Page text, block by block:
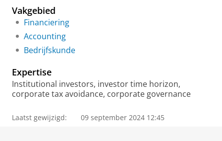
r
c
h
o
t
a
l
Vakgebied
Financiering
Accounting
Bedrijfskunde
Expertise
Institutional investors, investor time horizon,
corporate tax avoidance, corporate governance
Laatst gewijzigd: 09 september 2024 12:45